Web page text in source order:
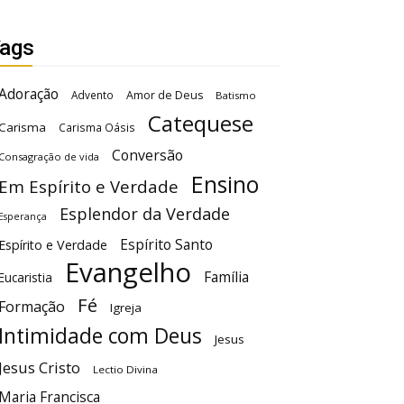
Advento Amor de Deus Batismo
Carisma Oásis Catequese
de vida Conversão
Espírito e Verdade Ensino
Esplendor da Verdade
e Verdade Espírito Santo
Evangelho
Família
Fé Igreja
com Deus Jesus
Cristo Lectio Divina
Francisca